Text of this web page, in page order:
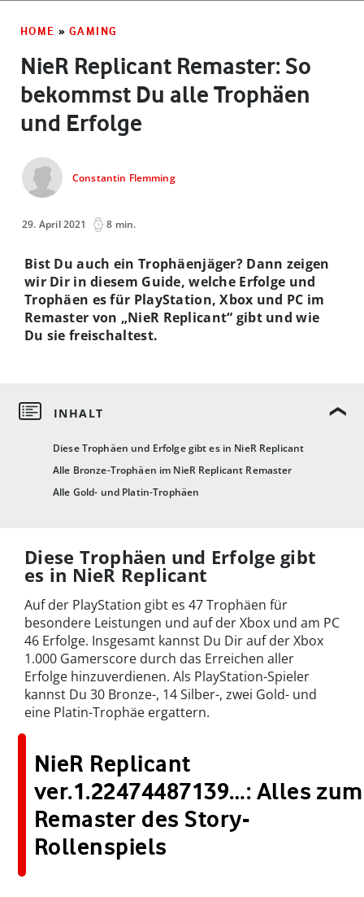
HOME » GAMING
NieR Replicant Remaster: So
bekommst Du alle Trophäen
und Erfolge
Constantin Flemming
29. April 2021 8 min.
Diese Trophäen und Erfolge gibt es in NieR Replicant
Alle Bronze-Trophäen im NieR Replicant Remaster
Alle Gold- und Platin-Trophäen
Bist Du auch ein Trophäenjäger? Dann zeigen
wir Dir in diesem Guide, welche Erfolge und
Trophäen es für PlayStation, Xbox und PC im
Remaster von „NieR Replicant“ gibt und wie
Du sie freischaltest.
Diese Trophäen und Erfolge gibt
es in NieR Replicant
Auf der PlayStation gibt es 47 Trophäen für
besondere Leistungen und auf der Xbox und am PC
46 Erfolge. Insgesamt kannst Du Dir auf der Xbox
1.000 Gamerscore durch das Erreichen aller
Erfolge hinzuverdienen. Als PlayStation-Spieler
kannst Du 30 Bronze-, 14 Silber-, zwei Gold- und
eine Platin-Trophäe ergattern.
NieR Replicant
ver.1.22474487139…: Alles zum
Remaster des Story-
Rollenspiels